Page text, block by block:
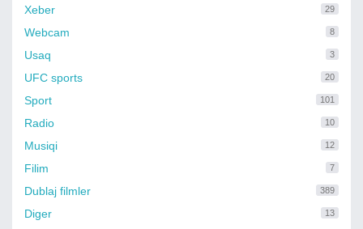
Xeber 29
Webcam 8
Usaq 3
UFC sports 20
Sport 101
Radio 10
Musiqi 12
Filim 7
Dublaj filmler 389
Diger 13